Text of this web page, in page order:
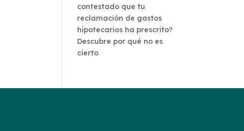
contestado que tu
reclamación de gastos
hipotecarios ha prescrito?
Descubre por qué no es
cierto